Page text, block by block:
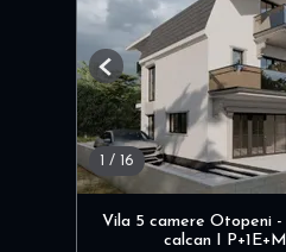
/ 16
Previous
Vila 5 camere Otopeni
calcan I